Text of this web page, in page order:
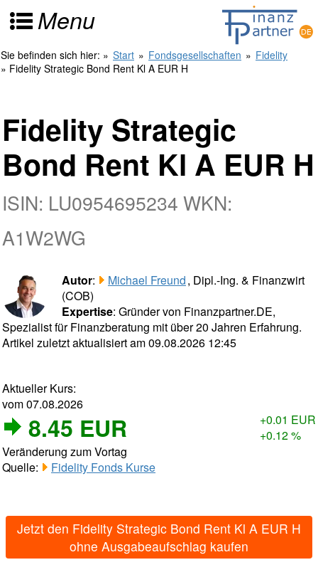
Menu
Sie befinden sich hier: » Start » Fondsgesellschaften » Fidelity
» Fidelity Strategic Bond Rent Kl A EUR H
Fidelity Strategic
Bond Rent Kl A EUR H
ISIN: LU0954695234 WKN:
A1W2WG
Autor: Michael Freund, Dipl.-Ing. & Finanzwirt
(COB)
Expertise: Gründer von Finanzpartner.DE,
Spezialist für Finanzberatung mit über 20 Jahren Erfahrung.
Artikel zuletzt aktualisiert am 09.08.2026 12:45
Aktueller Kurs:
vom 07.08.2026
8.45 EUR
+0.01 EUR
+0.12 %
Veränderung zum Vortag
Quelle:
Fidelity Fonds Kurse
Jetzt den Fidelity Strategic Bond Rent Kl A EUR H
ohne Ausgabeaufschlag kaufen